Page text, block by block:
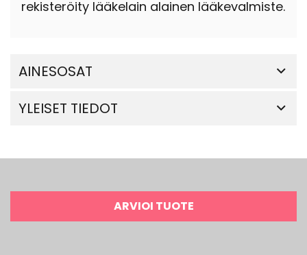
rekisteröity lääkelain alainen lääkevalmiste.
AINESOSAT
YLEISET TIEDOT
ARVIOI TUOTE